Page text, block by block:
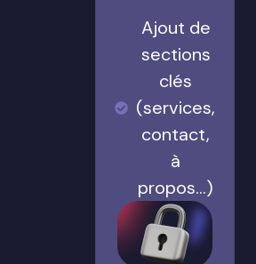
Ajout de
sections
clés
(services,
contact,
à
propos…)